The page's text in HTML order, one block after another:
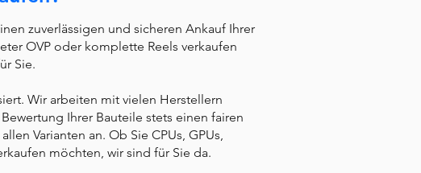
zuverlässigen und sicheren Ankauf Ihrer
OVP oder komplette Reels verkaufen
Sie.
Wir arbeiten mit vielen Herstellern
Ihrer Bauteile stets einen fairen
Varianten an. Ob Sie CPUs, GPUs,
möchten, wir sind für Sie da.